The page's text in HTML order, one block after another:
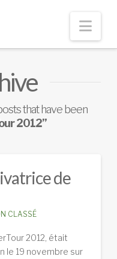
that have been
2012”
de
CLASSÉ
2012, était
le 19 novembre sur